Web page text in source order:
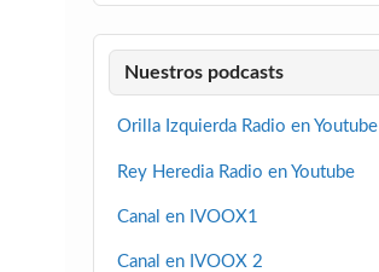
Nuestros podcasts
Orilla Izquierda Radio en Youtube
Rey Heredia Radio en Youtube
Canal en IVOOX1
Canal en IVOOX 2